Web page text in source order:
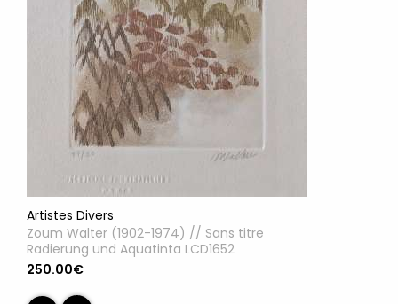
Artistes Divers
Zoum Walter (1902-1974) // Sans titre
Radierung und Aquatinta LCD1652
250.00€